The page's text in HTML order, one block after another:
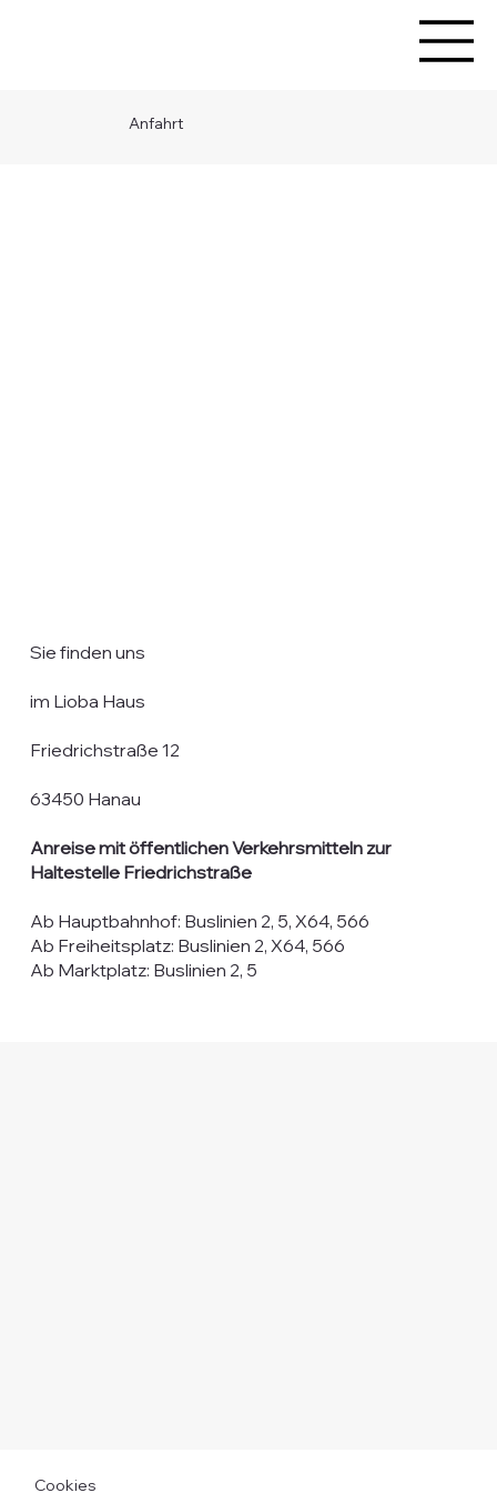
Anfahrt
Sie finden uns
im Lioba Haus
Friedrichstraße 12
63450 Hanau
Anreise mit öffentlichen Verkehrsmitteln zur
Haltestelle Friedrichstraße
Ab Hauptbahnhof: Buslinien 2, 5, X64, 566
Ab Freiheitsplatz: Buslinien 2, X64, 566
Ab Marktplatz: Buslinien 2, 5
Cookies